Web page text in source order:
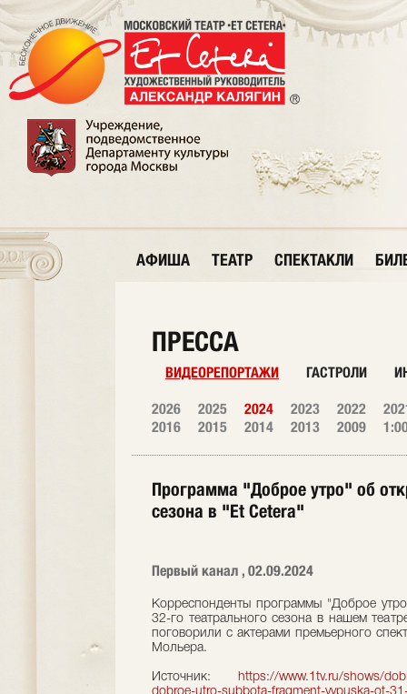
АФИША ТЕАТР СПЕКТАКЛИ
ПРЕССА
ВИДЕОРЕПОРТАЖИ ГАСТРОЛИ
2026 2025 2024 2023 2022
2016
2015 2014 2013 2009
Программа "Доброе утро" об
сезона в "Et Cetera"
Первый канал , 02.09.2024
Корреспонденты программы "Доброе
32-го театрального сезона в нашем
поговорили с актерами премьерного
Мольера.
Источник: https://www.1tv.ru/shows/